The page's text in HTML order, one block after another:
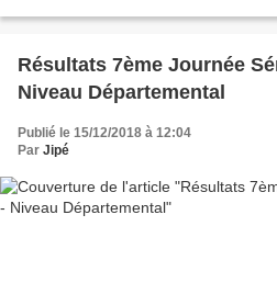
Résultats 7ème Journée
Niveau Départemental
Publié le 15/12/2018 à 12:04
Par Jipé